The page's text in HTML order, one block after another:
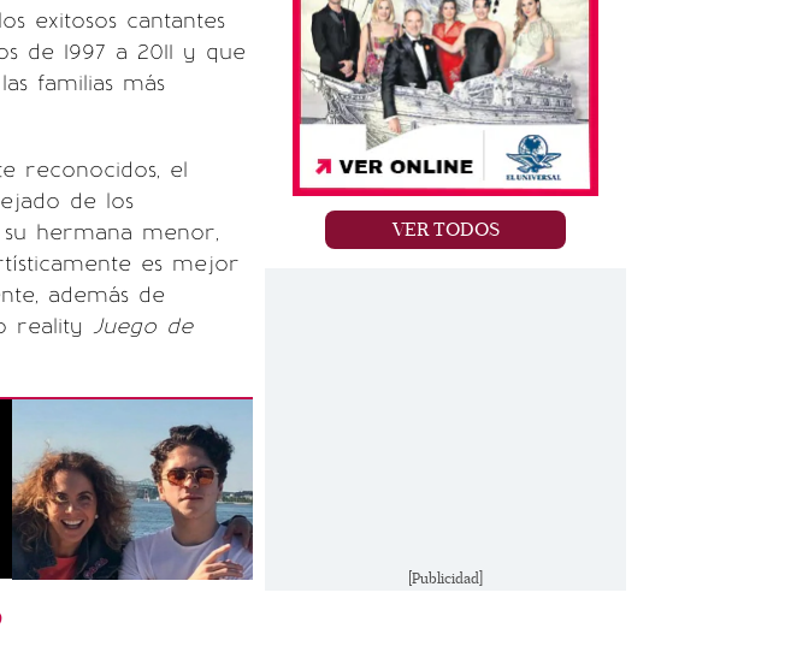
exitosos cantantes
de 1997 a 2011 y que
familias más
reconocidos, el
de los
hermana menor,
es mejor
además de
reality Juego de
VER TODOS
[Publicidad]